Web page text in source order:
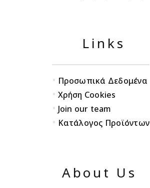
Links
• Προσωπικά Δεδομένα
• Χρήση Cookies
• Join our team
• Κατάλογος Προϊόντων
About Us